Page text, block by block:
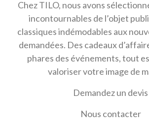
Chez TILO, nous avons
incontournables de l’objet
classiques indémodables aux
demandées. Des cadeaux
phares des événements, tout
valoriser votre image de
Demandez un devis
Nous contacter